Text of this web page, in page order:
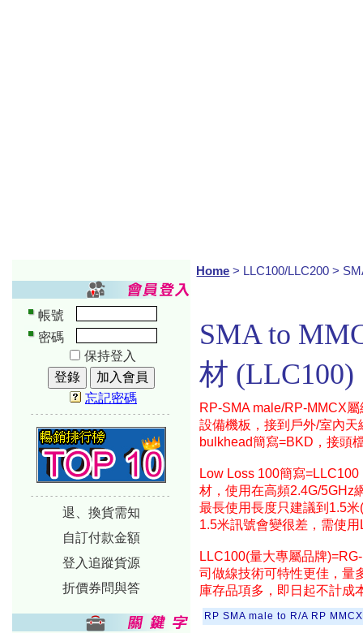
帳號
密碼
保持登入
忘記密碼
-----------------------------
-----------------------------
退、換貨需知
自訂付款金額
登入追蹤貨源
折價券問與答
Home > LLC100/LLC200 >
SMA to
材 (LLC100)
RP-SMA male/RP-MMCX
設備機板，接到戶外/室內天
bulkhead簡寫=BKD，接頭
Low Loss 100簡寫
材，使用在高頻2.4G/5GHz
最長使用長度只建議到1.5
1.5米訊號會變很差，需使
LLC100(量大專屬品牌
司做線技術可特性更佳，量
庫存品項多，即日起不計成
RP SMA male to R/A RP